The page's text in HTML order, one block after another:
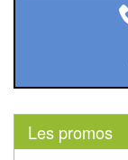
Pour
les
Les promos